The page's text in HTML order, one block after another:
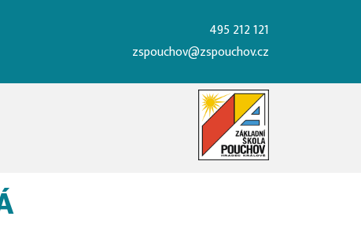
495 212 121
zspouchov@zspouchov.cz